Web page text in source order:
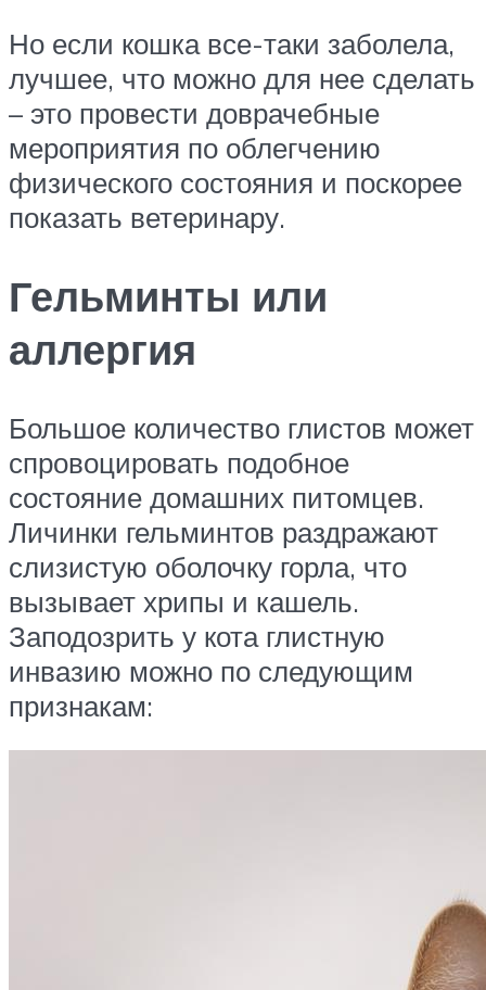
Но если кошка все-таки заболела,
лучшее, что можно для нее сделать
– это провести доврачебные
мероприятия по облегчению
физического состояния и поскорее
показать ветеринару.
Гельминты или
аллергия
Большое количество глистов может
спровоцировать подобное
состояние домашних питомцев.
Личинки гельминтов раздражают
слизистую оболочку горла, что
вызывает хрипы и кашель.
Заподозрить у кота глистную
инвазию можно по следующим
признакам: